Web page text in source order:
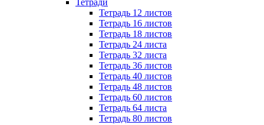
Тетради
Тетрадь 12 листов
Тетрадь 16 листов
Тетрадь 18 листов
Тетрадь 24 листа
Тетрадь 32 листа
Тетрадь 36 листов
Тетрадь 40 листов
Тетрадь 48 листов
Тетрадь 60 листов
Тетрадь 64 листа
Тетрадь 80 листов